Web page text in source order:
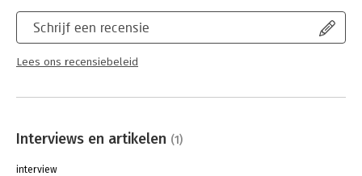
Schrijf een recensie
Lees ons recensiebeleid
Interviews en artikelen (1)
interview